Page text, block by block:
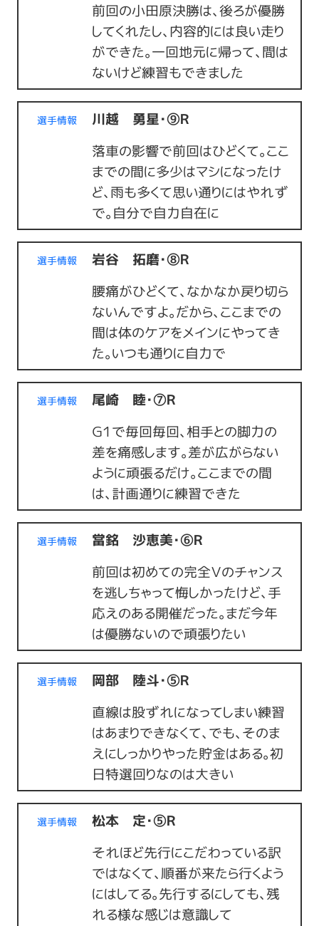
前回の小田原決勝は、後ろが優勝
してくれたし、内容的には良い走り
ができた。一回地元に帰って、間は
ないけど練習もできました
選手情報
川越 勇星・⑨Ｒ
落車の影響で前回はひどくて。ここ
までの間に多少はマシになったけ
ど、雨も多くて思い通りにはやれず
で。自分で自力自在に
選手情報
岩谷 拓磨・⑧Ｒ
腰痛がひどくて、なかなか戻り切ら
ないんですよ。だから、ここまでの
間は体のケアをメインにやってき
た。いつも通りに自力で
選手情報
尾崎 睦・⑦Ｒ
Ｇ１で毎回毎回、相手との脚力の
差を痛感します。差が広がらない
ように頑張るだけ。ここまでの間
は、計画通りに練習できた
選手情報
當銘 沙恵美・⑥Ｒ
前回は初めての完全Ｖのチャンス
を逃しちゃって悔しかったけど、手
応えのある開催だった。まだ今年
は優勝ないので頑張りたい
選手情報
岡部 陸斗・⑤Ｒ
直線は股ずれになってしまい練習
はあまりできなくて、でも、そのま
えにしっかりやった貯金はある。初
日特選回りなのは大きい
選手情報
松本 定・⑤Ｒ
それほど先行にこだわっている訳
ではなくて、順番が来たら行くよう
にはしてる。先行するにしても、残
れる様な感じは意識して